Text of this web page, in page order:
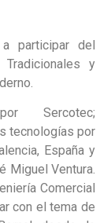
participar del
y
Sercotec;
tecnologías por
España y
Miguel Ventura.
Comercial
con el tema de